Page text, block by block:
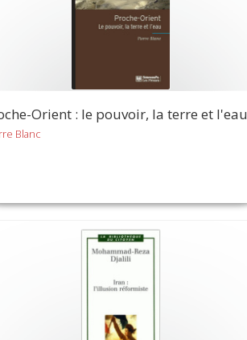
Orient : le pouvoir, la terre et l'eau
Blanc